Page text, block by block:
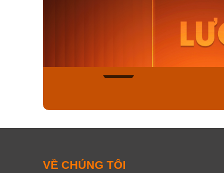
VỀ CHÚNG TÔI